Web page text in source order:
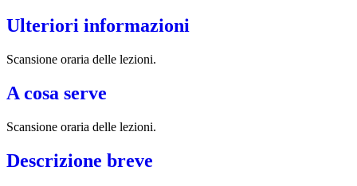
Ulteriori informazioni
Scansione oraria delle lezioni.
A cosa serve
Scansione oraria delle lezioni.
Descrizione breve